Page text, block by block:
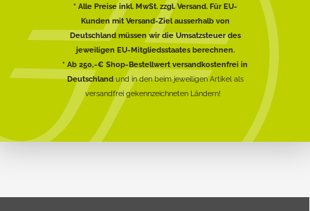
* Alle Preise inkl. MwSt. zzgl. Versand. Für EU-
Kunden mit Versand-Ziel ausserhalb von
Deutschland müssen wir die Umsatzsteuer des
jeweiligen EU-Mitgliedsstaates berechnen.
* Ab 250,-€ Shop-Bestellwert versandkostenfrei in
Deutschlandund in den beim jeweiligen Artikel als
versandfrei gekennzeichneten Ländern!